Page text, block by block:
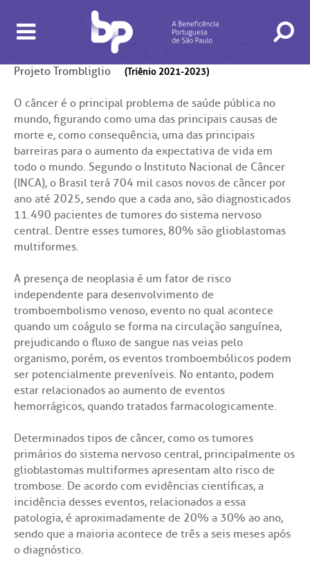
E EXAMES
de consultas e exames
in antecipado
de exames
de Exames
24H
SAC
A BP conta com você para melhorar sempre a qualidade do
atendimento e dos serviços prestados.
A Ouvidoria e SAC são canais para você, cliente da BP, tirar suas
dúvidas, registrar suas reclamações ou fazer elogios relacionados
ao nosso atendimento e aos nossos serviços.
Horário de atendimento: 2ª a 6ª feira das 7h às 18h
(11)3505-1000
ouvidoria@bp.org.br
Fale Conosco
AS UNIDADES
Hospital BP
Saiba mais
Endereço:
Rua Maestro Cardim, 769
CEP: 01323-001 | Bela Vista
São Paulo - SP
e Pesquisa
do médico
de conduta
Financeiras
social da BP
corporativa
SERVIÇOS
Telemedicina BP
Teleinterconsulta
ÚTEIS
de atendimento
de Infarto SUS
de Visita
socorro
de cópia de prontuário médico
de Oncologia e Hematologia
de Excelência em Neurologia e
de Excelência em Ortopedia
especialidades
Projeto Trombliglio (Triênio 2021-2023)
O câncer é o principal problema de saúde pública no
mundo, figurando como uma das principais causas de
morte e, como consequência, uma das principais
barreiras para o aumento da expectativa de vida em
todo o mundo. Segundo o Instituto Nacional de Câncer
(INCA), o Brasil terá 704 mil casos novos de câncer por
ano até 2025, sendo que a cada ano, são diagnosticados
11.490 pacientes de tumores do sistema nervoso
central. Dentre esses tumores, 80% são glioblastomas
multiformes.
A presença de neoplasia é um fator de risco
independente para desenvolvimento de
tromboembolismo venoso, evento no qual acontece
quando um coágulo se forma na circulação sanguínea,
prejudicando o fluxo de sangue nas veias pelo
organismo, porém, os eventos tromboembólicos podem
ser potencialmente preveníveis. No entanto, podem
estar relacionados ao aumento de eventos
hemorrágicos, quando tratados farmacologicamente.
Determinados tipos de câncer, como os tumores
primários do sistema nervoso central, principalmente os
glioblastomas multiformes apresentam alto risco de
trombose. De acordo com evidências científicas, a
incidência desses eventos, relacionados a essa
patologia, é aproximadamente de 20% a 30% ao ano,
sendo que a maioria acontece de três a seis meses após
o diagnóstico.